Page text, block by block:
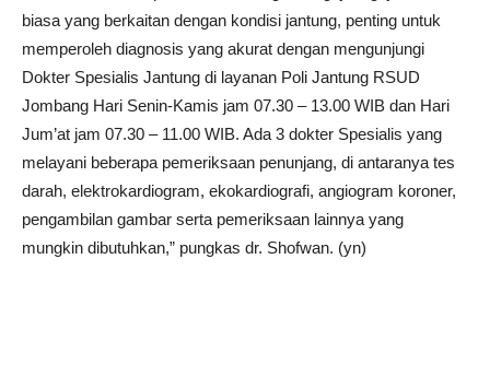
biasa yang berkaitan dengan kondisi jantung, penting untuk
memperoleh diagnosis yang akurat dengan mengunjungi
Dokter Spesialis Jantung di layanan Poli Jantung RSUD
Jombang Hari Senin-Kamis jam 07.30 – 13.00 WIB dan Hari
Jum’at jam 07.30 – 11.00 WIB. Ada 3 dokter Spesialis yang
melayani beberapa pemeriksaan penunjang, di antaranya tes
darah, elektrokardiogram, ekokardiografi, angiogram koroner,
pengambilan gambar serta pemeriksaan lainnya yang
mungkin dibutuhkan,” pungkas dr. Shofwan. (yn)